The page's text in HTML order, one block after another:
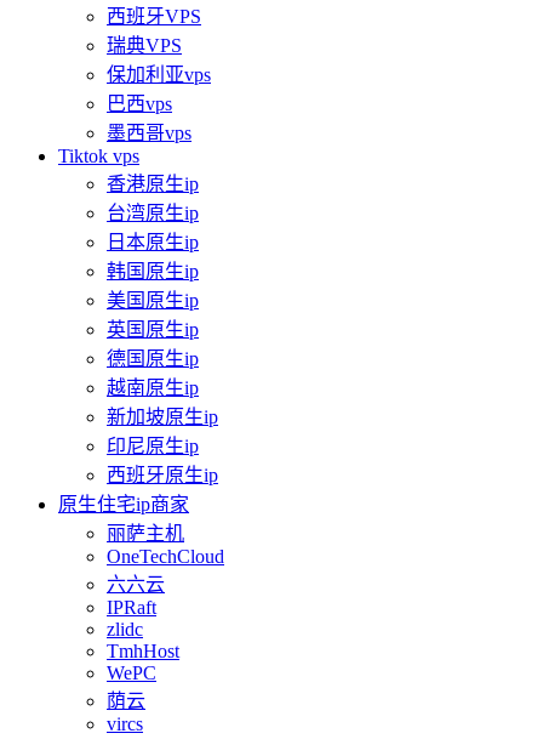
西班牙VPS
瑞典VPS
保加利亚vps
巴西vps
墨西哥vps
Tiktok vps
香港原生ip
台湾原生ip
日本原生ip
韩国原生ip
美国原生ip
英国原生ip
德国原生ip
越南原生ip
新加坡原生ip
印尼原生ip
西班牙原生ip
原生住宅ip商家
丽萨主机
OneTechCloud
六六云
IPRaft
zlidc
TmhHost
WePC
荫云
vircs